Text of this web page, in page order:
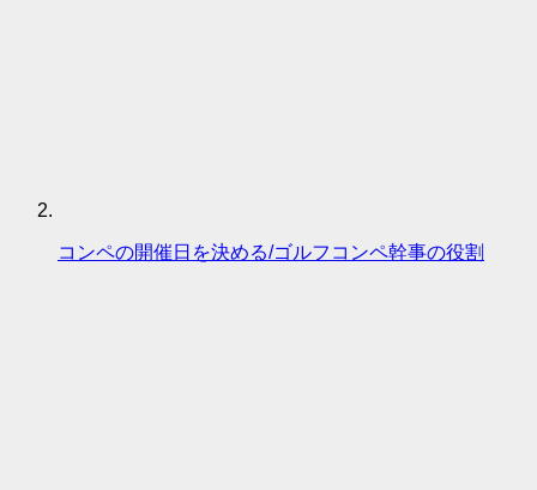
コンペの開催日を決める/ゴルフコンペ幹事の役割